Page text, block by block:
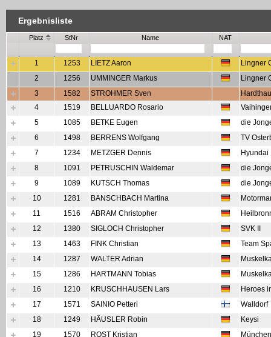
Ergebnisliste
Platz StNr Name NAT
1 1253 LIETZ Aaron
Lingner
2
1256 UMMINGER Markus
Lingner
3
1582 STROHMER Sven
4
1519 BELLUARDO Rosario
5
1085 BETKE Eugen
die
6
1498 BERRENS Wolfgang
TV
7
1234 METZGER Dennis
Hyundai
8
1091 PETRUSCHIN Waldemar
die
9
1089 KUTSCH Thomas
die
10
1281 BANSCHBACH Martina
11
1516 ABRAM Christopher
12
1380 SIGLOCH Christopher
SVK II
13
1463 FINK Christian
Team
14
1287 WALTER Adrian
15
1286 HARTMANN Tobias
16
1210 KRUSCHHAUSEN Lars
Heroes
17
1571 SAINIO Petteri
Walldorf
18
1249 HÄUSLER Robin
Keysi
19
1570 ROST Kristian München